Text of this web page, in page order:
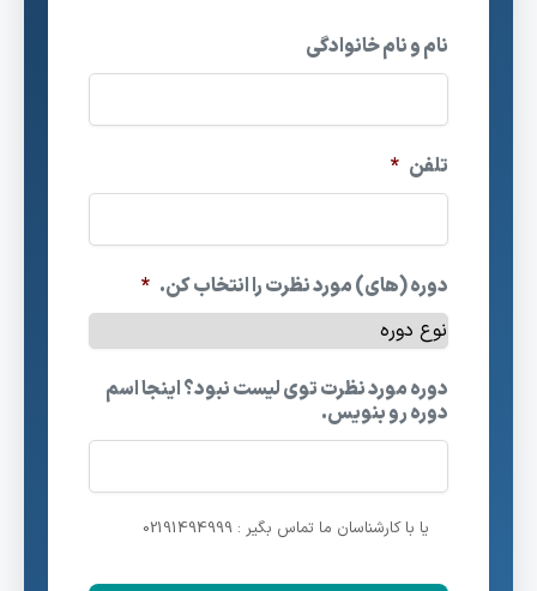
نام و نام خانوادگی
دوره (های) مورد نظرت را انتخاب کن. *
دوره مورد نظرت توی لیست نبود؟ اینجا اسم
دوره رو بنویس.
یا با کارشناسان ما تماس بگیر : 02191494999